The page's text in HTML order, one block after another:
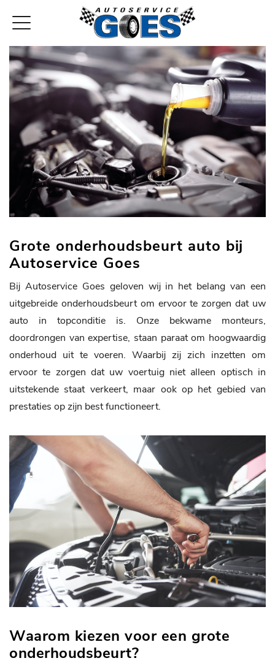
Grote onderhoudsbeurt auto bij
Autoservice Goes
Bij Autoservice Goes geloven wij in het belang van een
uitgebreide onderhoudsbeurt om ervoor te zorgen dat uw
auto in topconditie is. Onze bekwame monteurs,
doordrongen van expertise, staan paraat om hoogwaardig
onderhoud uit te voeren. Waarbij zij zich inzetten om
ervoor te zorgen dat uw voertuig niet alleen optisch in
uitstekende staat verkeert, maar ook op het gebied van
prestaties op zijn best functioneert.
Waarom kiezen voor een grote
onderhoudsbeurt?